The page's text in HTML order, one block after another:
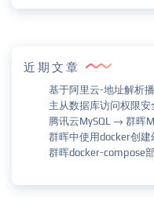
近期文章
基于阿里云-地址解析
主从数据库访问权限安
腾讯云MySQL → 群晖
群晖中使用docker创建
群晖docker-compose